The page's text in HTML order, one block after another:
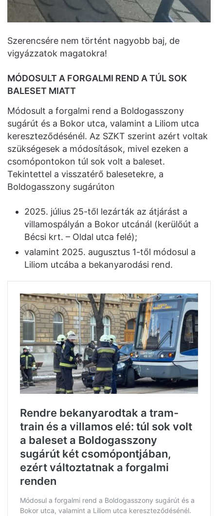
Szerencsére nem történt nagyobb baj, de
vigyázzatok magatokra!
MÓDOSULT A FORGALMI REND A TÚL SOK
BALESET MIATT
Módosult a forgalmi rend a Boldogasszony
sugárút és a Bokor utca, valamint a Liliom utca
kereszteződésénél. Az SZKT szerint azért voltak
szükségesek a módosítások, mivel ezeken a
csomópontokon túl sok volt a baleset.
Tekintettel a visszatérő balesetekre, a
Boldogasszony sugárúton
2025. július 25-től lezárták az átjárást a
villamospályán a Bokor utcánál (kerülőút a
Bécsi krt. – Oldal utca felé);
valamint 2025. augusztus 1-től módosul a
Liliom utcába a bekanyarodási rend.